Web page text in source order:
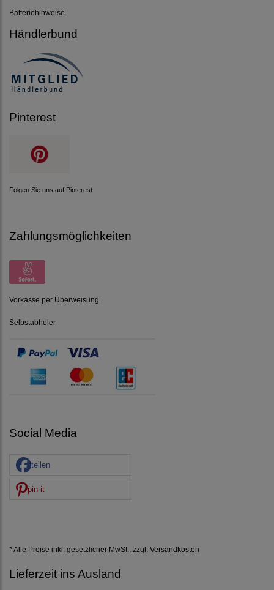
Batteriehinweise
Händlerbund
Pinterest
Folgen Sie uns auf Pinterest
Zahlungsmöglichkeiten
Vorkasse per Überweisung
Selbstabholer
Social Media
teilen
pin it
* Alle Preise inkl. gesetzlicher MwSt., zzgl. Versandkosten
Lieferzeit ins Ausland